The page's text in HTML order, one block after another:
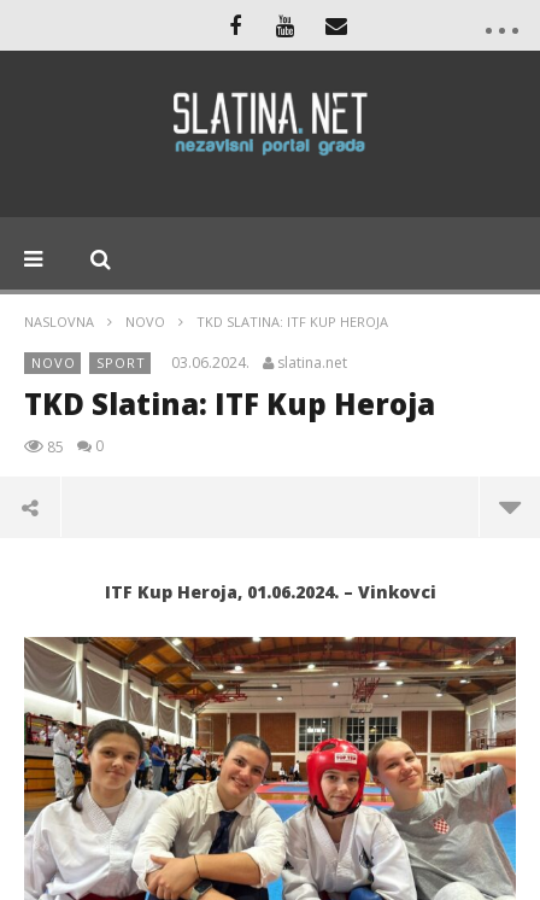
NASLOVNA NOVO TKD SLATINA: ITF KUP HEROJA
NOVO SPORT 03.06.2024. slatina.net
TKD Slatina: ITF Kup Heroja
85 0
TRENUTNO OTVORENO
ITF Kup Heroja, 01.06.2024. – Vinkovci